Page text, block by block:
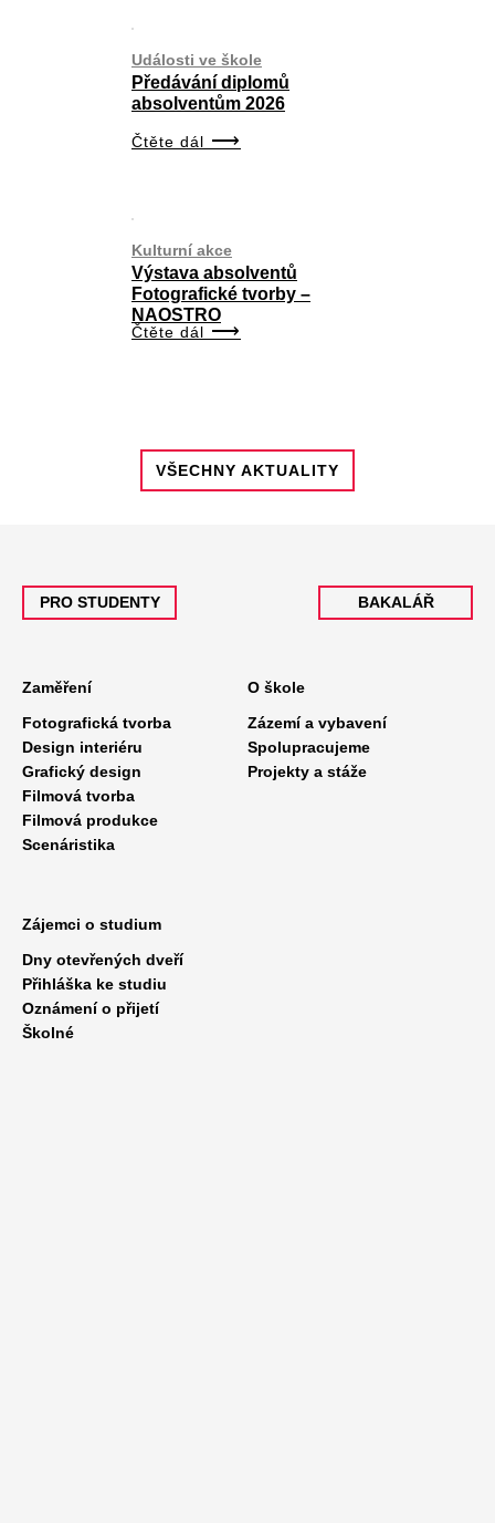
Události ve škole
Předávání diplomů
absolventům 2026
Čtěte dál
Kulturní akce
Výstava absolventů
Fotografické tvorby –
NAOSTRO
Čtěte dál
VŠECHNY AKTUALITY
PRO STUDENTY BAKALÁŘ
Zaměření
Fotografická tvorba
Design interiéru
Grafický design
Filmová tvorba
Filmová produkce
Scenáristika
O škole
Zázemí a vybavení
Spolupracujeme
Projekty a stáže
Zájemci o studium
Dny otevřených dveří
Přihláška ke studiu
Oznámení o přijetí
Školné